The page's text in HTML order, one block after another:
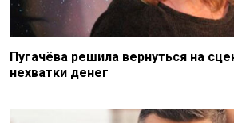
Пугачёва решила вернуться на
нехватки денег